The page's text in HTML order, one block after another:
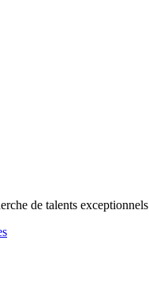
de talents